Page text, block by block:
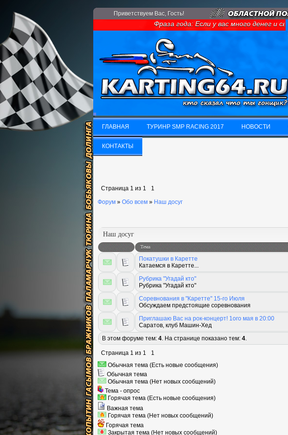
Приветствуем Вас, Гость!
Фраза года: Если у вас много денег и
ГЛАВНАЯ
ГЛАВНАЯ
ТУРИНР SMP RACING 2017 НОВОСТИ
КОНТАКТЫ
Страница 1 из 1
1
Форум » Обо всем » Наш досуг
Наш досуг
Тема
Покатушки в Каретте
Катаемся в Каретте...
Рубрика "Угадай кто"
Рубрика "Угадай кто"
Соревнования в "Каретте" 15-го Июля
Обсуждаем предстоящие соревнования
Приглашаю Вас на рок-концерт! 1ого мая в 20:00
Саратов, клуб Машин-Хед
В этом форуме тем: 4. На странице показано тем: 4.
Страница 1 из 1
1
Обычная тема (Есть новые сообщения)
Обычная тема
Обычная тема (Нет новых сообщений)
Тема - опрос
Горячая тема (Есть новые сообщения)
Важная тема
Горячая тема (Нет новых сообщений)
Горячая тема
Закрытая тема (Нет новых сообщений)